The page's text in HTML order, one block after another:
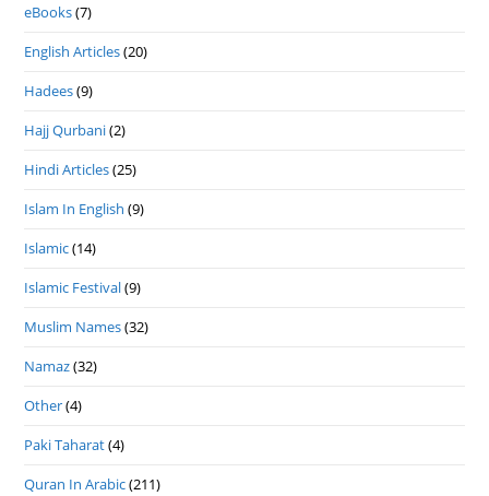
eBooks(7)
English Articles(20)
Hadees(9)
Hajj Qurbani(2)
Hindi Articles(25)
Islam In English (9)
Islamic(14)
Islamic Festival(9)
Muslim Names(32)
Namaz(32)
Other(4)
Paki Taharat(4)
Quran In Arabic(211)